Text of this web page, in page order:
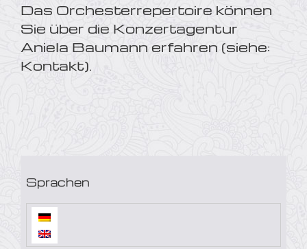
Das Orchesterrepertoire können
Sie über die Konzertagentur
Aniela Baumann erfahren (siehe:
Kontakt).
Sprachen